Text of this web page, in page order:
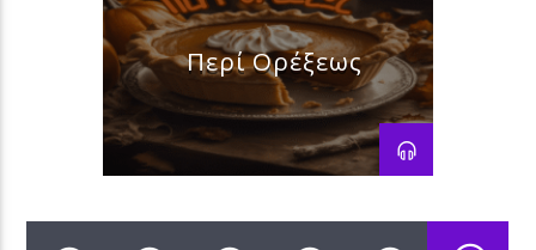
Περί Ορέξεως